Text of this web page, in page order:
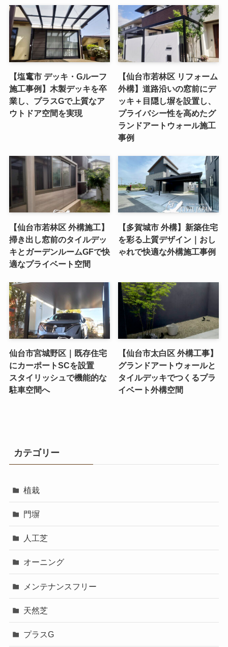
【塩竃市 デッキ・Gルーフ
施工事例】木製デッキを卒
業し、プラスGで上質なア
ウトドア空間を実現
【仙台市若林区 リフォーム
外構】道路沿いの窓前にデ
ッキ＋目隠し塀を設置し、
プライバシー性を高めたグ
ランドアートウォール施工
事例
【仙台市若林区 外構施工】
掃き出し窓前のタイルデッ
キとガーデンルームGFで快
適なプライベート空間
【多賀城市 外構】新築住宅
を彩る上質デザイン｜おし
ゃれで快適な外構施工事例
仙台市宮城野区｜既存住宅
にカーポートSCを設置
スタイリッシュで機能的な
駐車空間へ
【仙台市太白区 外構工事】
グランドアートウォールと
タイルデッキでつくるプラ
イベート外構空間
カテゴリー
植栽
門塀
人工芝
オーニング
メンテナンスフリー
天然芝
プラスG